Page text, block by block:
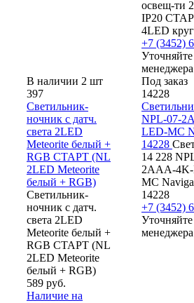
освещ-ти
IP20
4LED
+7 (3452)
менеджера
В наличии 2 шт
397
Светильник-
ночник с датч.
света 2LED
Meteorite белый +
RGB СТАРТ (NL
2LED Meteorite
белый + RGB)
Светильник-
ночник с датч.
света 2LED
Meteorite белый +
RGB СТАРТ (NL
2LED Meteorite
белый + RGB)
589 руб.
Наличие на
Под заказ
14228
NPL-07-
LED-MC
14228
14 228
2AAA-
MC
14228
+7 (3452)
менеджера